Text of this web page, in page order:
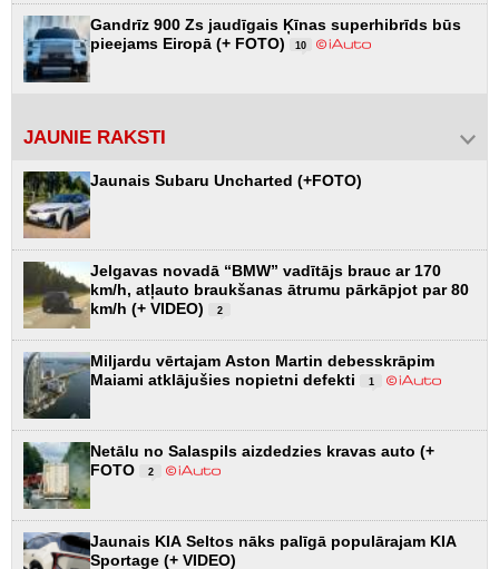
Gandrīz 900 Zs jaudīgais Ķīnas superhibrīds būs
pieejams Eiropā (+ FOTO)
10
JAUNIE RAKSTI
Jaunais Subaru Uncharted (+FOTO)
Jelgavas novadā “BMW” vadītājs brauc ar 170
km/h, atļauto braukšanas ātrumu pārkāpjot par 80
km/h (+ VIDEO)
2
Miljardu vērtajam Aston Martin debesskrāpim
Maiami atklājušies nopietni defekti
1
Netālu no Salaspils aizdedzies kravas auto (+
FOTO
2
Jaunais KIA Seltos nāks palīgā populārajam KIA
Sportage (+ VIDEO)